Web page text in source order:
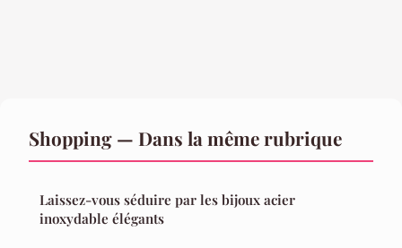
Shopping — Dans la même rubrique
Laissez-vous séduire par les bijoux acier
inoxydable élégants